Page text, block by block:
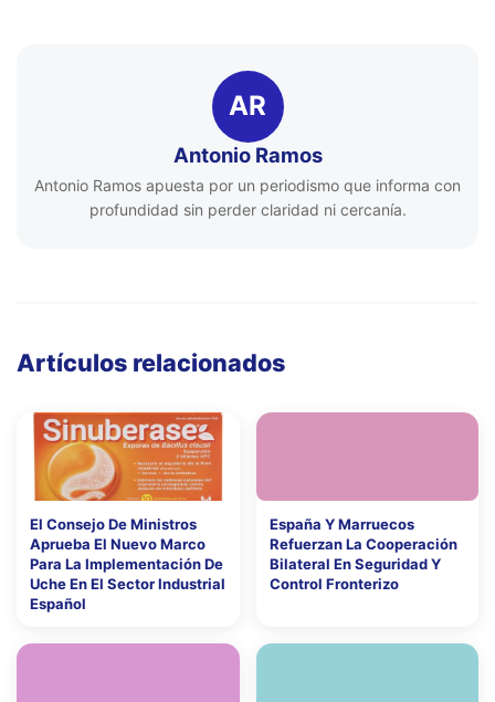
AR
Antonio Ramos
Antonio Ramos apuesta por un periodismo que informa con
profundidad sin perder claridad ni cercanía.
Artículos relacionados
El Consejo De Ministros
Aprueba El Nuevo Marco
Para La Implementación De
Uche En El Sector Industrial
Español
España Y Marruecos
Refuerzan La Cooperación
Bilateral En Seguridad Y
Control Fronterizo